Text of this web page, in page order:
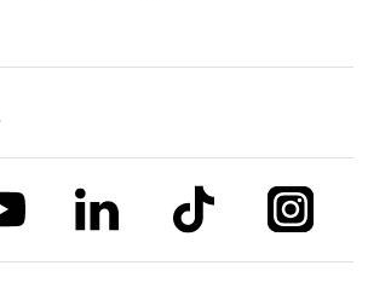
link to youtubelink to linkedinlink to tiktok